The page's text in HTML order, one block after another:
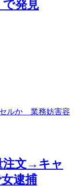
発見
ルか 業務妨害容
注文→キャ
逮捕